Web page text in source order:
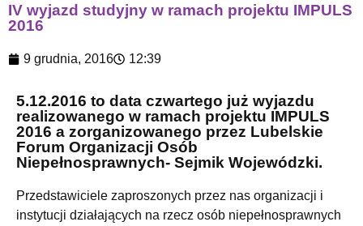
IV wyjazd studyjny w ramach projektu IMPULS
2016
9 grudnia, 2016 12:39
5.12.2016 to data czwartego już wyjazdu
realizowanego w ramach projektu IMPULS
2016 a zorganizowanego przez Lubelskie
Forum Organizacji Osób
Niepełnosprawnych- Sejmik Wojewódzki.
Przedstawiciele zaproszonych przez nas organizacji i
instytucji działających na rzecz osób niepełnosprawnych